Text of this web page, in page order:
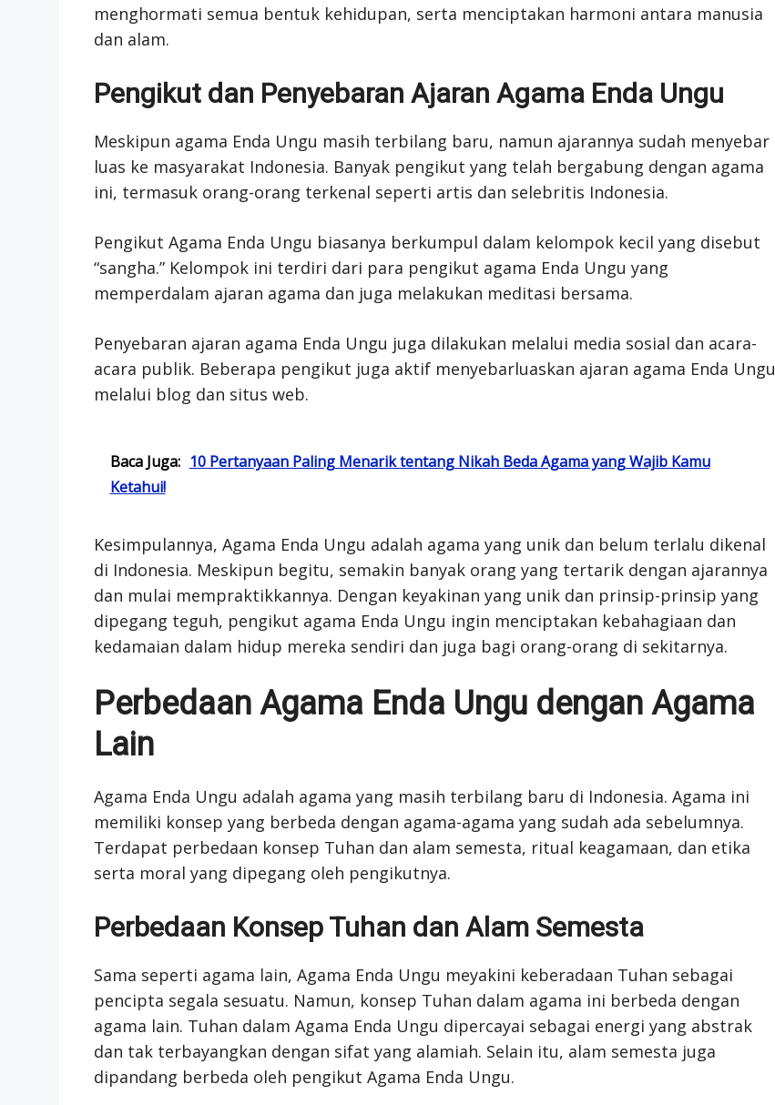
menghormati semua bentuk kehidupan, serta menciptakan harmoni antara manusia
dan alam.
Pengikut dan Penyebaran Ajaran Agama Enda Ungu
Meskipun agama Enda Ungu masih terbilang baru, namun ajarannya sudah menyebar
luas ke masyarakat Indonesia. Banyak pengikut yang telah bergabung dengan agama
ini, termasuk orang-orang terkenal seperti artis dan selebritis Indonesia.
Pengikut Agama Enda Ungu biasanya berkumpul dalam kelompok kecil yang disebut
“sangha.” Kelompok ini terdiri dari para pengikut agama Enda Ungu yang
memperdalam ajaran agama dan juga melakukan meditasi bersama.
Penyebaran ajaran agama Enda Ungu juga dilakukan melalui media sosial dan acara-
acara publik. Beberapa pengikut juga aktif menyebarluaskan ajaran agama Enda Ungu
melalui blog dan situs web.
Baca Juga: 10 Pertanyaan Paling Menarik tentang Nikah Beda Agama yang Wajib Kamu
Ketahui!
Kesimpulannya, Agama Enda Ungu adalah agama yang unik dan belum terlalu dikenal
di Indonesia. Meskipun begitu, semakin banyak orang yang tertarik dengan ajarannya
dan mulai mempraktikkannya. Dengan keyakinan yang unik dan prinsip-prinsip yang
dipegang teguh, pengikut agama Enda Ungu ingin menciptakan kebahagiaan dan
kedamaian dalam hidup mereka sendiri dan juga bagi orang-orang di sekitarnya.
Perbedaan Agama Enda Ungu dengan Agama
Lain
Agama Enda Ungu adalah agama yang masih terbilang baru di Indonesia. Agama ini
memiliki konsep yang berbeda dengan agama-agama yang sudah ada sebelumnya.
Terdapat perbedaan konsep Tuhan dan alam semesta, ritual keagamaan, dan etika
serta moral yang dipegang oleh pengikutnya.
Perbedaan Konsep Tuhan dan Alam Semesta
Sama seperti agama lain, Agama Enda Ungu meyakini keberadaan Tuhan sebagai
pencipta segala sesuatu. Namun, konsep Tuhan dalam agama ini berbeda dengan
agama lain. Tuhan dalam Agama Enda Ungu dipercayai sebagai energi yang abstrak
dan tak terbayangkan dengan sifat yang alamiah. Selain itu, alam semesta juga
dipandang berbeda oleh pengikut Agama Enda Ungu.